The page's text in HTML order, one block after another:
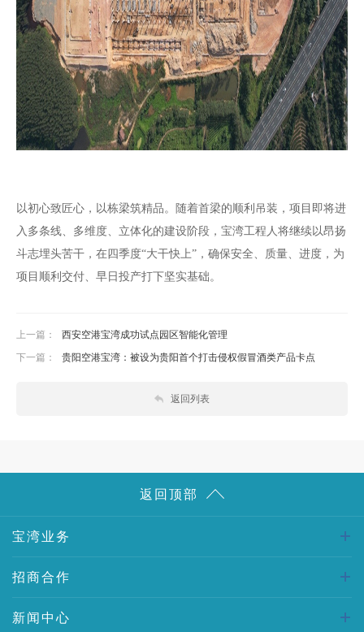
以初心致匠心，以栋梁筑精品。随着首梁的顺利吊装，项目即将进
入多条线、多维度、立体化的建设阶段，宝湾工程人将继续以昂扬
斗志埋头苦干，在四季度“大干快上”，确保安全、质量、进度，为
项目顺利交付、早日投产打下坚实基础。
上一篇：
西安空港宝湾成功试点园区智能化管理
下一篇：
贵阳空港宝湾：被设为贵阳首个打击侵权假冒酒类产品卡点
返回列表
返回顶部
宝湾业务
招商合作
新闻中心